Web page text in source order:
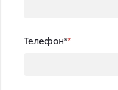
Телефон*